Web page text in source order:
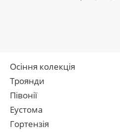
Осіння колекція
Троянди
Півонії
Еустома
Гортензія